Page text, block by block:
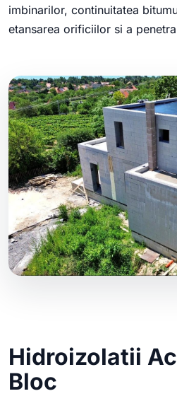
imbinarilor, continuitatea
etansarea orificiilor si a
Hidroizolatii
Bloc